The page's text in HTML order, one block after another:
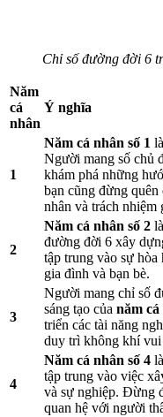
Chỉ số đường đời 6
Năm
cá
nhân
Ý nghĩa
1
Năm cá nhân số 1
Người mang số chủ
khám phá những
bạn cũng đừng
nhân và trách nhiệm
2
Năm cá nhân số 2
đường đời 6 xây
tập trung vào sự hòa
gia đình và bạn bè.
3
Người mang chỉ số
sáng tạo của năm cá
triển các tài năng
duy trì không khí vui
4
Năm cá nhân số 4
tập trung vào việc
và sự nghiệp. Đừng
quan hệ với người